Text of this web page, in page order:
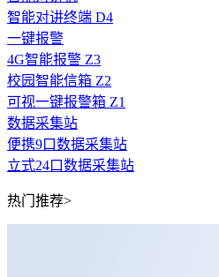
智能对讲终端 D4
一键报警
4G智能报警 Z3
校园智能信箱 Z2
可视一键报警箱 Z1
数据采集站
便携9口数据采集站
立式24口数据采集站
热门推荐>